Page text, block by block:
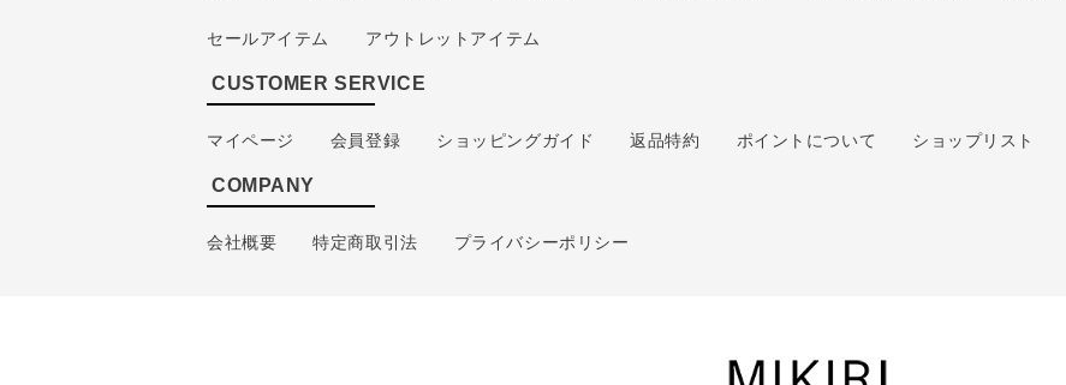
セールアイテム アウトレットアイテム
CUSTOMER SERVICE
マイページ 会員登録 ショッピングガイド 返品特約 ポイントについて ショップリスト
COMPANY
会社概要 特定商取引法 プライバシーポリシー